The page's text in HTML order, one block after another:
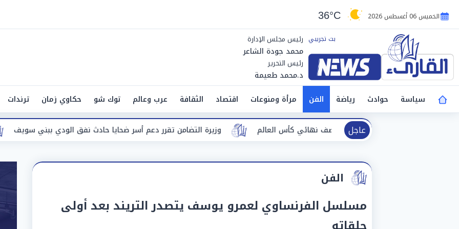
الخميس 06 أغسطس 2026 36°C
رئيس مجلس الإدارة
محمد جودة الشاعر
رئيس التحرير
د.محمد طعيمة
سياسة
حوادث رياضة الفن مرأة ومنوعات اقتصاد الثقافة عرب وعالم توك شو حكاوي زمان ترندات
عاجل
حادث وزيرة التضامن تقرر دعم أسر ضحايا حادث نفق الودي ببني سويف اليد بعد بلوغ نصف نهائي كأس العالم
الفن
مسلسل الفرنساوي لعمرو يوسف يتصدر التريند بعد أولى